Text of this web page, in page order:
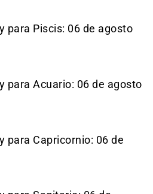
para Piscis: 06 de agosto
para Acuario: 06 de agosto
para Capricornio: 06 de